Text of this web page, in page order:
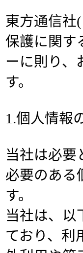
東方通信社
保護に関す
ーに則り、
す。
1.個人情報
当社は必要
必要のある
す。
当社は、以
ており、利